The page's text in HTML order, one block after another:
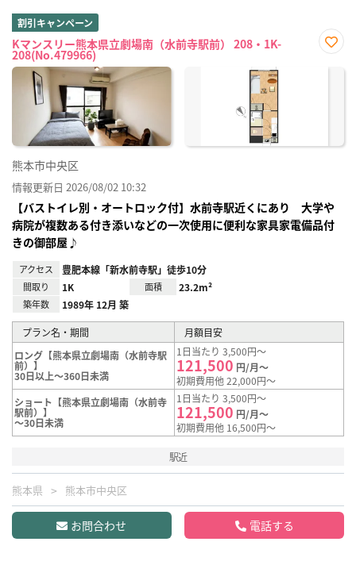
割引キャンペーン
Kマンスリー熊本県立劇場南（水前寺駅前） 208・1K-
208(No.479966)
に入
熊本市中央区
情報更新日 2026/08/02 10:32
【バストイレ別・オートロック付】水前寺駅近くにあり 大学や
病院が複数ある付き添いなどの一次使用に便利な家具家電備品付
きの御部屋♪
アクセス 豊肥本線「新水前寺駅」徒歩10分
間取り 1K 面積 23.2m²
築年数 1989年 12月 築
プラン名・期間
月額目安
ロング【熊本県立劇場南（水前寺駅
前）】
30日以上～360日未満
1日当たり 3,500円～
121,500 円/月～
初期費用他 22,000円～
ショート【熊本県立劇場南（水前寺
駅前）】
～30日未満
1日当たり 3,500円～
121,500 円/月～
初期費用他 16,500円～
駅近
熊本県 熊本市中央区
お問合わせ 電話する